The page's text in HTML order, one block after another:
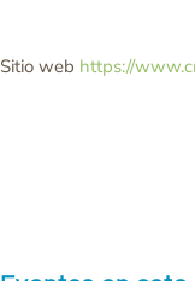
Sitio web https://